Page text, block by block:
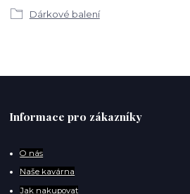
Dárkové balení
Informace pro zákazníky
O nás
Naše kavárna
Jak nakupovat